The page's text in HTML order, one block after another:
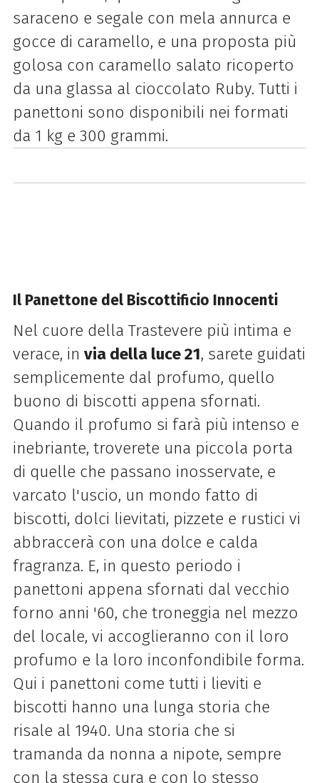
saraceno e segale con mela annurca e
gocce di caramello, e una proposta più
golosa con caramello salato ricoperto
da una glassa al cioccolato Ruby. Tutti i
panettoni sono disponibili nei formati
da 1 kg e 300 grammi.
Il Panettone del Biscottificio Innocenti
Nel cuore della Trastevere più intima e
verace, in via della luce 21, sarete guidati
semplicemente dal profumo, quello
buono di biscotti appena sfornati.
Quando il profumo si farà più intenso e
inebriante, troverete una piccola porta
di quelle che passano inosservate, e
varcato l'uscio, un mondo fatto di
biscotti, dolci lievitati, pizzete e rustici vi
abbraccerà con una dolce e calda
fragranza. E, in questo periodo i
panettoni appena sfornati dal vecchio
forno anni '60, che troneggia nel mezzo
del locale, vi accoglieranno con il loro
profumo e la loro inconfondibile forma.
Qui i panettoni come tutti i lieviti e
biscotti hanno una lunga storia che
risale al 1940. Una storia che si
tramanda da nonna a nipote, sempre
con la stessa cura e con lo stesso